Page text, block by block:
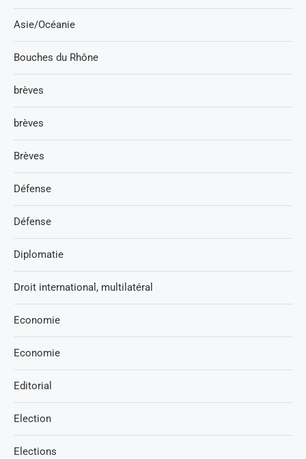
Asie/Océanie
Bouches du Rhône
brèves
brèves
Brèves
Défense
Défense
Diplomatie
Droit international, multilatéral
Economie
Economie
Editorial
Election
Elections